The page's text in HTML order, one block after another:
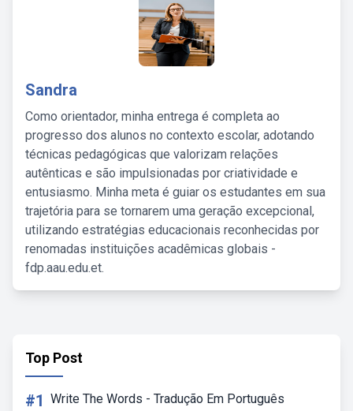
Sandra
Como orientador, minha entrega é completa ao
progresso dos alunos no contexto escolar, adotando
técnicas pedagógicas que valorizam relações
autênticas e são impulsionadas por criatividade e
entusiasmo. Minha meta é guiar os estudantes em sua
trajetória para se tornarem uma geração excepcional,
utilizando estratégias educacionais reconhecidas por
renomadas instituições acadêmicas globais -
fdp.aau.edu.et.
Top Post
#1 Write The Words - Tradução Em Português